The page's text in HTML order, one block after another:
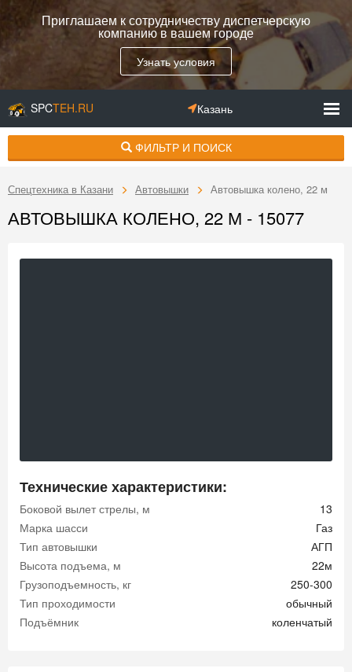
Приглашаем к сотрудничеству диспетчерскую
компанию в вашем городе
Узнать условия
SPCTEH.RU Казань
ФИЛЬТР И ПОИСК
Спецтехника в Казани Автовышки Автовышка колено, 22 м
АВТОВЫШКА КОЛЕНО, 22 М - 15077
Технические характеристики:
Боковой вылет стрелы, м
13
Марка шасси
Газ
Тип автовышки
АГП
Высота подъема, м
22м
Грузоподъемность, кг
250-300
Тип проходимости
обычный
Подъёмник
коленчатый